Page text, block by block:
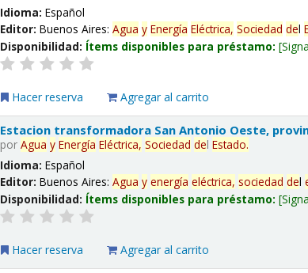
Idioma:Español
Editor:Buenos Aires:Agua y Energía Eléctrica, Sociedad del
Disponibilidad: Ítems disponibles para préstamo:
Hacer reserva Agregar al carrito
Estacion transformadora San Antonio Oeste,
porAgua y Energía Eléctrica, Sociedad delEstado.
Idioma:Español
Editor:Buenos Aires:Agua y energía eléctrica, sociedad del
Disponibilidad: Ítems disponibles para préstamo:
Hacer reserva Agregar al carrito